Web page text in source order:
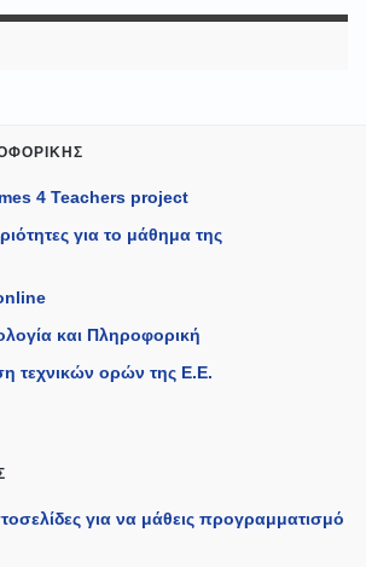
4 Teachers project
για το μάθημα της
και Πληροφορική
τεχνικών ορών της Ε.Ε.
για να μάθεις προγραμματισμό